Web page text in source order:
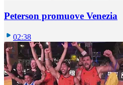
Peterson promuove Venezia
02:38